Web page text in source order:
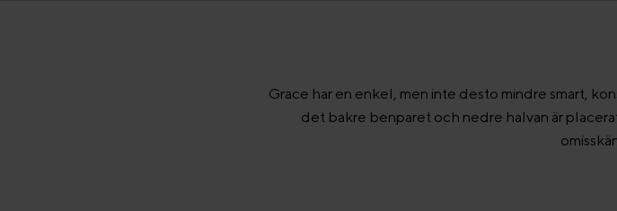
Grace har en enkel, men inte desto mindre smart,
det bakre benparet och nedre halvan är